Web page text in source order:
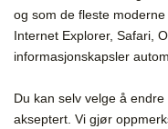
og som de fleste
Internet Explorer, Safari,
informasjonskapsler
Du kan selv velge å
akseptert. Vi gjør